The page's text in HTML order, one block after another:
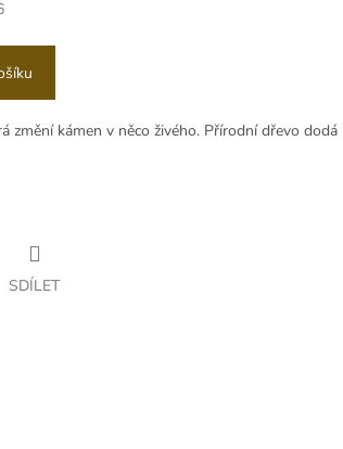
změní kámen v něco živého. Přírodní dřevo
SDÍLET